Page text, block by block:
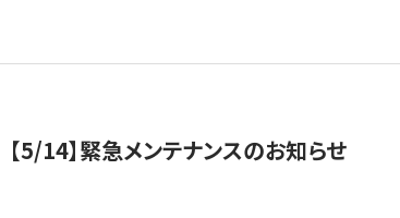
【5/14】緊急メンテナンスのお知らせ